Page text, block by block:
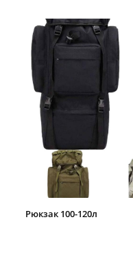
Рюкзак 100-120л